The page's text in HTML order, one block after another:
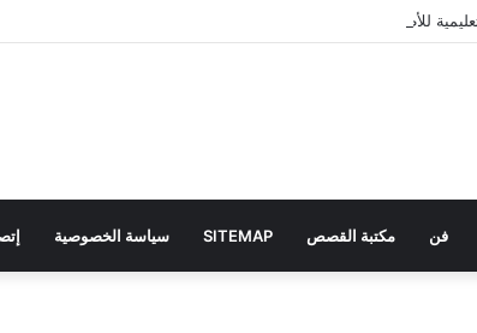
للأطفال
فن مكتبة القصص SITEMAP سياسة الخصوصية